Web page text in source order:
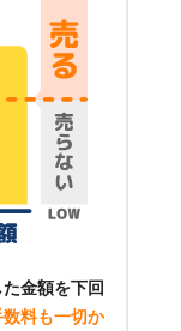
金額を下回
料も一切か